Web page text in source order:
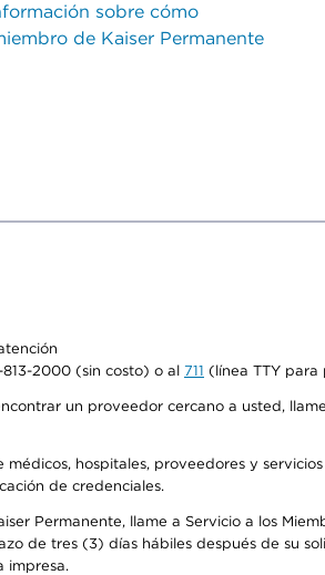
sobre cómo
de Kaiser Permanente
2000 (sin costo) o al 711 (línea TTY para
un proveedor cercano a usted,
hospitales, proveedores y
de credenciales.
Permanente, llame a Servicio a los
de tres (3) días hábiles después de su
impresa.